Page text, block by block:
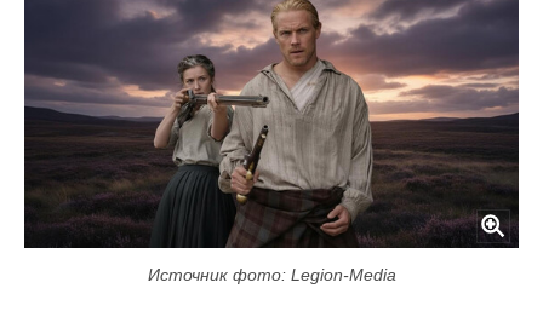
Источник фото: Legion-Media